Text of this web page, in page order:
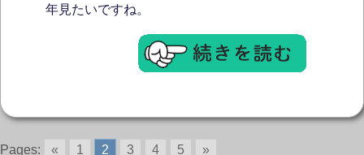
年見たいですね。
Pages: « 1 2 3 4 5 »